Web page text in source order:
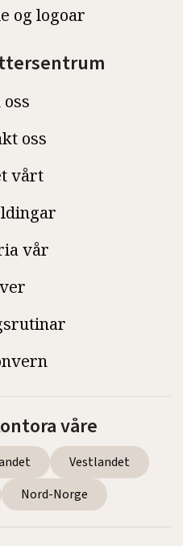
og logoar
oss
oss
vårt
vår
våre
Vestlandet
Nord-Norge